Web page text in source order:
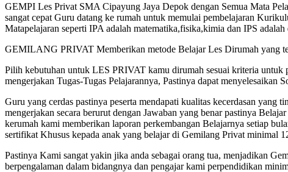
GEMPI Les Privat SMA Cipayung Jaya Depok dengan Semua Mata
sangat cepat Guru datang ke rumah untuk memulai pembelajaran
Matapelajaran seperti IPA adalah matematika,fisika,kimia dan IPS
GEMILANG PRIVAT Memberikan metode Belajar Les Dirumah yang
Pilih kebutuhan untuk LES PRIVAT kamu dirumah sesuai kriteria
mengerjakan Tugas-Tugas Pelajarannya, Pastinya dapat menyelesaikan
Guru yang cerdas pastinya peserta mendapati kualitas kecerdasan
mengerjakan secara berurut dengan Jawaban yang benar pastinya
kerumah kami memberikan laporan perkembangan Belajarnya setiap
sertifikat Khusus kepada anak yang belajar di Gemilang Privat minimal
Pastinya Kami sangat yakin jika anda sebagai orang tua, menjadikan
berpengalaman dalam bidangnya dan pengajar kami perpendidikan